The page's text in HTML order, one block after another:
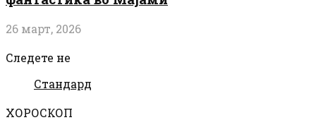
26 март, 2026
Следете не
Стандард
ХОРОСКОП